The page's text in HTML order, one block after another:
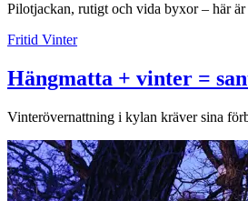
Pilotjackan, rutigt och vida byxor – här
Fritid Vinter
Hängmatta + vinter =
Vinterövernattning i kylan kräver sina